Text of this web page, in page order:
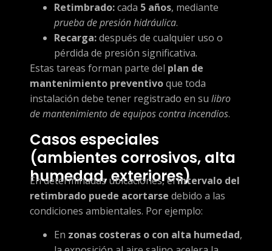
Retimbrado:cada 5 años, mediante
prueba de presión hidráulica.
Recarga:después de cualquier uso o
pérdida de presión significativa.
Estas tareas forman parte del plan de
mantenimiento preventivoque toda
instalación debe tener registrado en su libro
de mantenimiento de equipos contra incendios.
Casos especiales
(ambientes corrosivos, alta
humedad, exteriores)
En determinadas ubicaciones, elintervalo del
retimbrado puede acortarse debido a las
condiciones ambientales. Por ejemplo:
En zonas costeras o con alta humedad,